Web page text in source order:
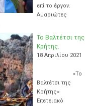
επί το έργον.
Αμαριώτες
Το Βαλτέτσι της
Κρήτης.
18 Απριλίου 2021
«Το
Βαλτέτσι της
Κρήτης»
Επετειακό